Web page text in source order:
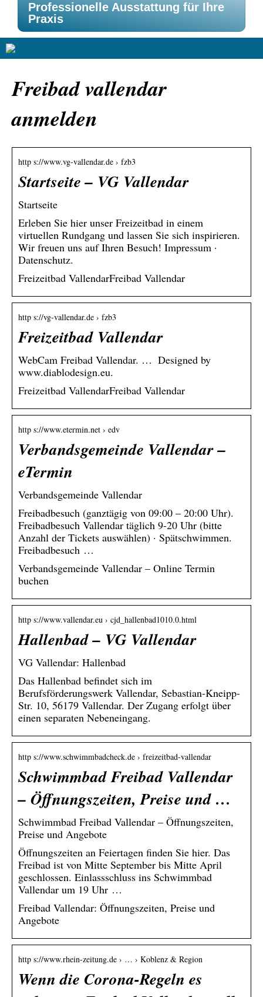
Professionelle Ausstattung für Ihre
Praxis
Freibad vallendar
anmelden
http s://www.vg-vallendar.de › fzb3
Startseite – VG Vallendar
Startseite
Erleben Sie hier unser Freizeitbad in einem
virtuellen Rundgang und lassen Sie sich inspirieren.
Wir freuen uns auf Ihren Besuch! Impressum ·
Datenschutz.
Freizeitbad VallendarFreibad Vallendar
http s://vg-vallendar.de › fzb3
Freizeitbad Vallendar
WebCam Freibad Vallendar. … Designed by
www.diablodesign.eu.
Freizeitbad VallendarFreibad Vallendar
http s://www.etermin.net › edv
Verbandsgemeinde Vallendar –
eTermin
Verbandsgemeinde Vallendar
Freibadbesuch (ganztägig von 09:00 – 20:00 Uhr).
Freibadbesuch Vallendar täglich 9-20 Uhr (bitte
Anzahl der Tickets auswählen) · Spätschwimmen.
Freibadbesuch …
Verbandsgemeinde Vallendar – Online Termin
buchen
http s://www.vallendar.eu › cjd_hallenbad1010.0.html
Hallenbad – VG Vallendar
VG Vallendar: Hallenbad
Das Hallenbad befindet sich im
Berufsförderungswerk Vallendar, Sebastian-Kneipp-
Str. 10, 56179 Vallendar. Der Zugang erfolgt über
einen separaten Nebeneingang.
http s://www.schwimmbadcheck.de › freizeitbad-vallendar
Schwimmbad Freibad Vallendar
– Öffnungszeiten, Preise und …
Schwimmbad Freibad Vallendar – Öffnungszeiten,
Preise und Angebote
Öffnungszeiten an Feiertagen finden Sie hier. Das
Freibad ist von Mitte September bis Mitte April
geschlossen. Einlassschluss ins Schwimmbad
Vallendar um 19 Uhr …
Freibad Vallendar: Öffnungszeiten, Preise und
Angebote
http s://www.rhein-zeitung.de › … › Koblenz & Region
Wenn die Corona-Regeln es